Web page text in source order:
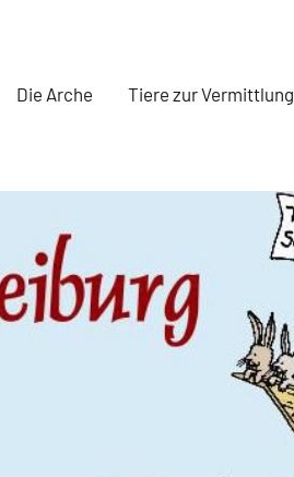
Die Arche Tiere zur Vermittlung